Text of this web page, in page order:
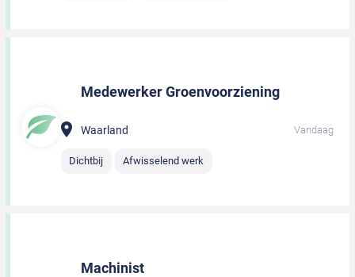
Medewerker Groenvoorziening
Waarland Vandaag
Dichtbij Afwisselend werk
Machinist